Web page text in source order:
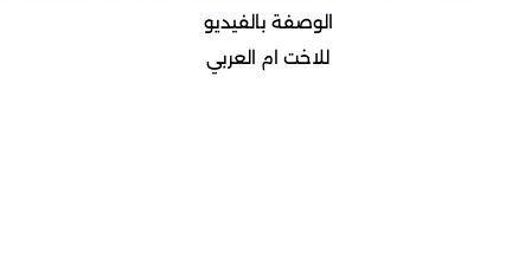
الوصفة بالفيديو
للاخت ام العربي